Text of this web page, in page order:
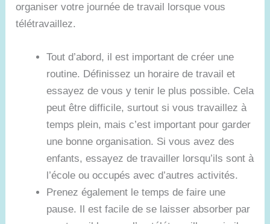
organiser votre journée de travail lorsque vous
télétravaillez.
Tout d’abord, il est important de créer une
routine. Définissez un horaire de travail et
essayez de vous y tenir le plus possible. Cela
peut être difficile, surtout si vous travaillez à
temps plein, mais c’est important pour garder
une bonne organisation. Si vous avez des
enfants, essayez de travailler lorsqu’ils sont à
l’école ou occupés avec d’autres activités.
Prenez également le temps de faire une
pause. Il est facile de se laisser absorber par